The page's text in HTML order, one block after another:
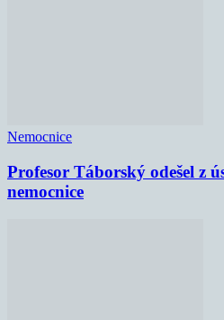
Nemocnice
Profesor Táborský odešel z
nemocnice